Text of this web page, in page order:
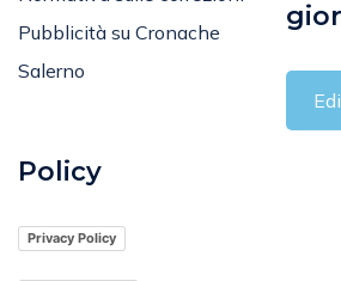
Pubblicità su Cronache
Salerno
Policy
Privacy Policy